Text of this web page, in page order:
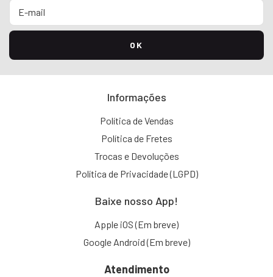
Informações
Política de Vendas
Política de Fretes
Trocas e Devoluções
Política de Privacidade (LGPD)
Baixe nosso App!
Apple iOS (Em breve)
Google Android (Em breve)
Atendimento